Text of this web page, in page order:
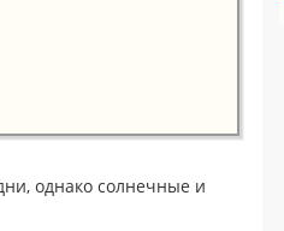
однако солнечные и